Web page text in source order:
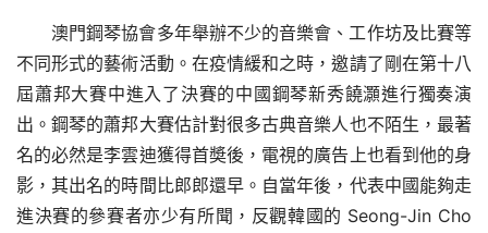
澳門鋼琴協會多年舉辦不少的音樂會、工作坊及比賽等
不同形式的藝術活動。在疫情緩和之時，邀請了剛在第十八
屆蕭邦大賽中進入了決賽的中國鋼琴新秀饒灝進行獨奏演
出。鋼琴的蕭邦大賽估計對很多古典音樂人也不陌生，最著
名的必然是李雲迪獲得首奬後，電視的廣告上也看到他的身
影，其出名的時間比郎郎還早。自當年後，代表中國能夠走
進決賽的參賽者亦少有所聞，反觀韓國的 Seong-Jin Cho